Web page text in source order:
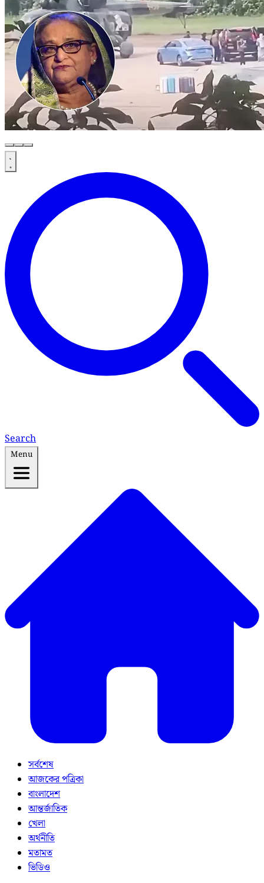
Search
Menu
সর্বশেষ
আজকের পত্রিকা
বাংলাদেশ
আন্তর্জাতিক
খেলা
অর্থনীতি
মতামত
ভিডিও